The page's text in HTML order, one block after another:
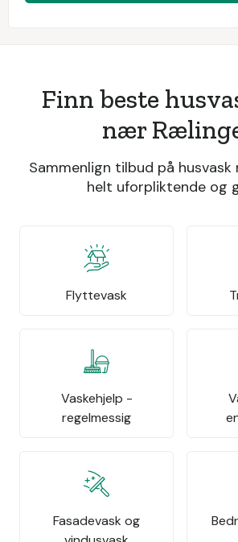
Finn beste
nær
Sammenlign tilbud på
helt uforpliktende og
Flyttevask
Vaskehjelp -
regelmessig
Fasadevask og